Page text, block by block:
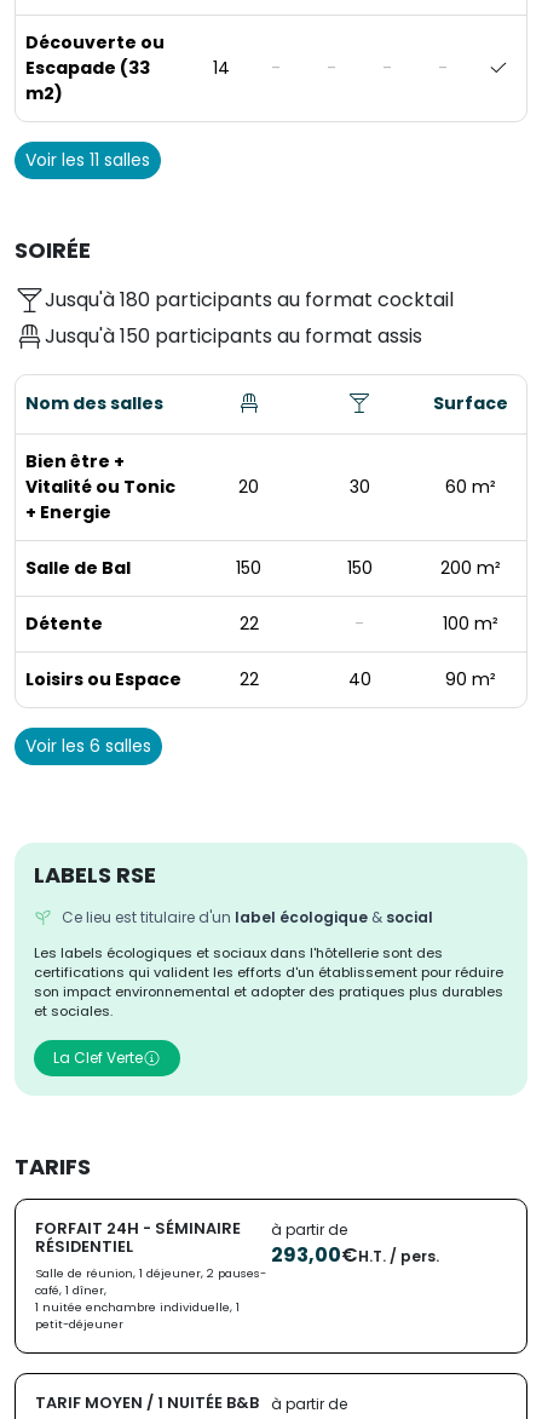
Découverte ou
Escapade (33
m2)
14 - - - -
Voir les 11 salles
SOIRÉE
Jusqu'à 180 participants au format cocktail
Jusqu'à 150 participants au format assis
Nom des salles Surface
Bien être +
Vitalité ou Tonic
+ Energie
20 30 60 m²
Salle de Bal 150 150 200 m²
Détente 22 - 100 m²
Loisirs ou Espace 22 40 90 m²
Voir les 6 salles
LABELS RSE
Ce lieu est titulaire d'un label écologique & social
Les labels écologiques et sociaux dans l'hôtellerie sont des
certifications qui valident les efforts d'un établissement pour réduire
son impact environnemental et adopter des pratiques plus durables
et sociales.
La Clef Verte
TARIFS
FORFAIT 24H - SÉMINAIRE
RÉSIDENTIEL
Salle de réunion, 1 déjeuner, 2 pauses-
café, 1 dîner,
1 nuitée enchambre individuelle, 1
petit-déjeuner
à partir de
293,00€H.T. / pers.
TARIF MOYEN / 1 NUITÉE B&B à partir de